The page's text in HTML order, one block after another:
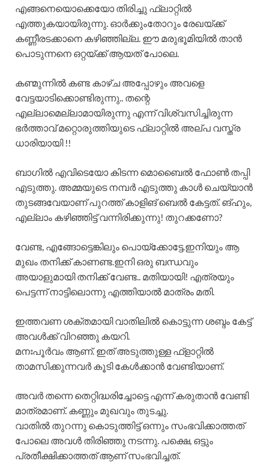
എങ്ങനെയൊക്കെയോ തിരിച്ചു ഫ്ലാറ്റിൽ
എത്തുകയായിരുന്നു. ഓർക്കുംതോറും രേഖയ്ക്ക്
കണ്ണീരടക്കാനെ കഴിഞ്ഞില്ല. ഈ മരുഭൂമിയിൽ താൻ
പൊടുന്നനെ ഒറ്റയ്ക്ക് ആയത് പോലെ.
കണ്മുന്നിൽ കണ്ട കാഴ്ച അപ്പോഴും അവളെ
വേട്ടയാടിക്കൊണ്ടിരുന്നു.. തന്റെ
എല്ലാമെല്ലാമായിരുന്നു എന്ന് വിശ്വസിച്ചിരുന്ന
ഭർത്താവ് മറ്റൊരുത്തിയുടെ ഫ്ലാറ്റിൽ അല്പ വസ്ത്ര
ധാരിയായി !!
ബാഗിൽ എവിടെയോ കിടന്ന മൊബൈൽ ഫോൺ തപ്പി
എടുത്തു. അമ്മയുടെ നമ്പർ എടുത്തു കാൾ ചെയ്യാൻ
തുടങ്ങവേയാണ് പുറത്ത് കാളിങ് ബെൽ കേട്ടത്. ങ്‌ഹും,
എല്ലാം കഴിഞ്ഞിട്ട് വന്നിരിക്കുന്നു! തുറക്കണോ?
വേണ്ട, എങ്ങോട്ടെങ്കിലും പൊയ്ക്കോട്ടേ.ഇനിയും ആ
മുഖം തനിക്ക് കാണണ്ട.ഇനി ഒരു ബന്ധവും
അയാളുമായി തനിക്ക് വേണ്ട.. മതിയായി! എത്രയും
പെട്ടന്ന് നാട്ടിലൊന്നു എത്തിയാൽ മാത്രം മതി.
ഇത്തവണ ശക്തമായി വാതിലിൽ കൊട്ടുന്ന ശബ്ദം കേട്ട്
അവൾക്ക് വിറഞ്ഞു കയറി.
മനഃപൂർവം ആണ്. ഇത് അടുത്തുള്ള ഫ്ളാറ്റിൽ
താമസിക്കുന്നവർ കൂടി കേൾക്കാൻ വേണ്ടിയാണ്.
അവർ തന്നെ തെറ്റിദ്ധരിച്ചോട്ടെ എന്ന് കരുതാൻ വേണ്ടി
മാത്രമാണ്. കണ്ണും മുഖവും തുടച്ചു.
വാതിൽ തുറന്നു കൊടുത്തിട്ട് ഒന്നും സംഭവിക്കാത്തത്
പോലെ അവൾ തിരിഞ്ഞു നടന്നു. പക്ഷെ, ഒട്ടും
പ്രതീക്ഷിക്കാത്തത് ആണ് സംഭവിച്ചത്.